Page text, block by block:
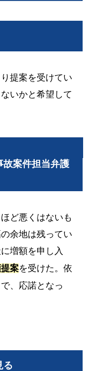
提案を受けてい
いかと希望して
故案件担当弁護
ど悪くはないも
余地は残ってい
増額を申し入
案を受けた。依
、応諾となっ
る